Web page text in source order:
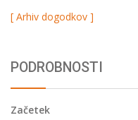
[ Arhiv dogodkov ]
PODROBNOSTI
Začetek